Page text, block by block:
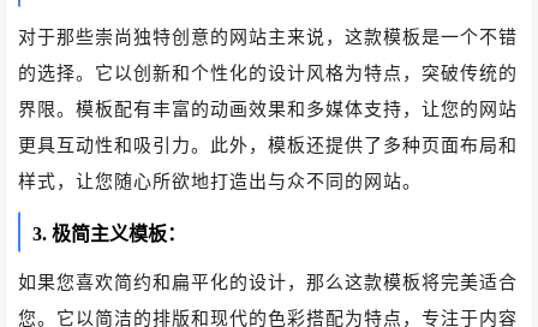
对于那些崇尚独特创意的网站主来说，这款模板是一个不错
的选择。它以创新和个性化的设计风格为特点，突破传统的
界限。模板配有丰富的动画效果和多媒体支持，让您的网站
更具互动性和吸引力。此外，模板还提供了多种页面布局和
样式，让您随心所欲地打造出与众不同的网站。
3. 极简主义模板：
如果您喜欢简约和扁平化的设计，那么这款模板将完美适合
您。它以简洁的排版和现代的色彩搭配为特点，专注于内容